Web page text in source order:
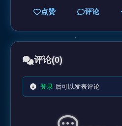
点赞 评论
评论(0)
登录后可以发表评论